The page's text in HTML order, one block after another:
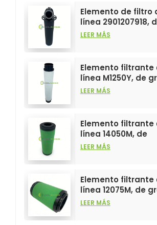
compresores de
Elemento de filtro
línea 2901207918,
gran venta y alto
compresores de
LEER MÁS
Elemento filtrante
línea M1250Y, de
venta y alto
comprimido.
LEER MÁS
Elemento filtrante
línea 14050M, de
gran venta y alto
comprimido.
LEER MÁS
Elemento filtrante
línea 12075M, de
venta y alto
LEER MÁS